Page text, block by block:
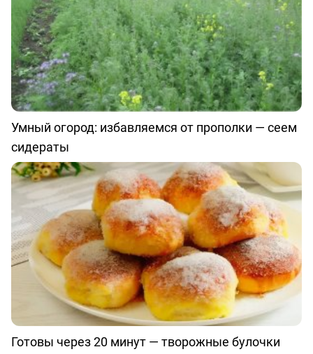
Умный огород: избавляемся от прополки — сеем
сидераты
Готовы через 20 минут — творожные булочки